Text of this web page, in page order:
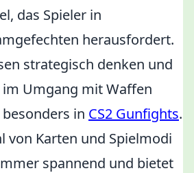
das Spieler in
herausfordert.
strategisch denken und
Umgang mit Waffen
in CS2 Gunfights.
von Karten und Spielmodi
spannend und bietet